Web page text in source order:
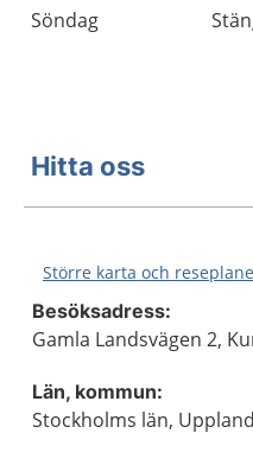
Söndag
Hitta oss
Större karta och
Besöksadress:
Gamla Landsvägen 2,
Län, kommun:
Stockholms län,